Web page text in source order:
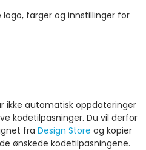
logo, farger og innstillinger for
ikke automatisk oppdateringer
kodetilpasninger. Du vil derfor
fra Design Store og kopier
ønskede kodetilpasningene.